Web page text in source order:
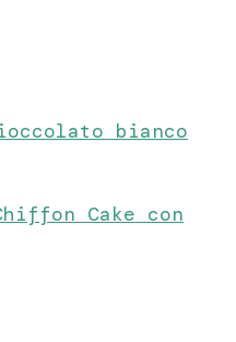
bianco
Cake con